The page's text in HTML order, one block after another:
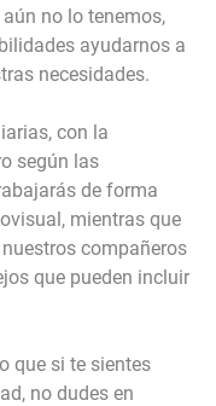
no lo tenemos,
ayudarnos a
necesidades.
con la
según las
de forma
mientras que
compañeros
que pueden incluir
que si te sientes
no dudes en